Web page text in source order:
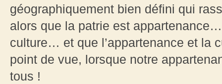
géographiquement bien défini qui
alors que la patrie est
culture… et que l’appartenance et la
point de vue, lorsque notre
tous !